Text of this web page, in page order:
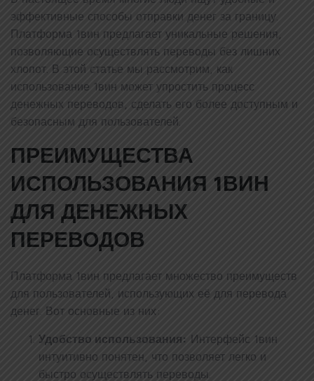
эффективные способы отправки денег за границу.
Платформа 1вин предлагает уникальные решения,
позволяющие осуществлять переводы без лишних
хлопот. В этой статье мы рассмотрим, как
использование 1вин может упростить процесс
денежных переводов, сделать его более доступным и
безопасным для пользователей.
ПРЕИМУЩЕСТВА
ИСПОЛЬЗОВАНИЯ 1ВИН
ДЛЯ ДЕНЕЖНЫХ
ПЕРЕВОДОВ
Платформа 1вин предлагает множество преимуществ
для пользователей, использующих её для перевода
денег. Вот основные из них:
Удобство использования:
Интерфейс 1вин
интуитивно понятен, что позволяет легко и
быстро осуществлять переводы.